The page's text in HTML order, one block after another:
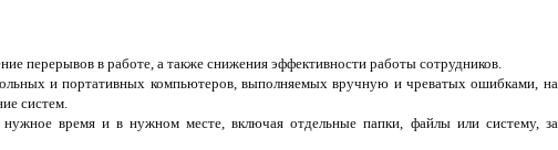
перерывов в работе, а также снижения эффективности работы сотрудников.
и портативных компьютеров, выполняемых вручную и чреватых ошибками, на
систем.
время и в нужном месте, включая отдельные папки, файлы или систему, за